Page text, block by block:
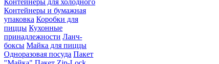
Контейнеры для холодного
Контейнеры и бумажная
упаковка Коробки для
пиццы Кухонные
принадлежности Ланч-
боксы Майка для пиццы
Одноразовая посуда Пакет